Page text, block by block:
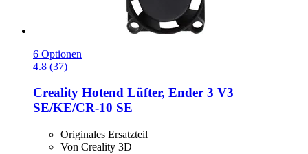
6 Optionen
4.8 (37)
Creality Hotend Lüfter, Ender 3 V3
SE/KE/CR-​10 SE
Originales Ersatzteil
Von Creality 3D